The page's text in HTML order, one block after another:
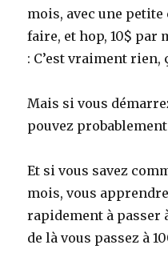
mois, avec une
faire, et hop, 10$ par
: C’est vraiment rien,
Mais si vous
pouvez
Et si vous savez
mois, vous
rapidement à passer
de là vous passez à